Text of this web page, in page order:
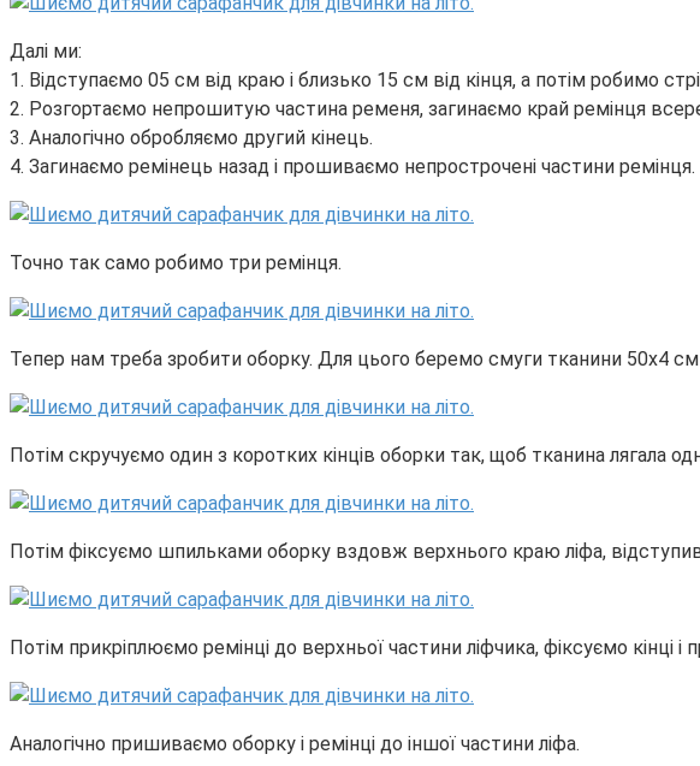
Далі ми:
1. Відступаємо 05 см від краю і близько 15 см від кінця, а потім робимо
2. Розгортаємо непрошитую частина ременя, загинаємо край ремінця
3. Аналогічно обробляємо другий кінець.
4. Загинаємо ремінець назад і прошиваємо непрострочені частини ремінця.
Точно так само робимо три ремінця.
Тепер нам треба зробити оборку. Для цього беремо смуги тканини 50х4
Потім скручуємо один з коротких кінців оборки так, щоб тканина
Потім фіксуємо шпильками оборку вздовж верхнього краю ліфа,
Потім прикріплюємо ремінці до верхньої частини ліфчика, фіксуємо
Аналогічно пришиваємо оборку і ремінці до іншої частини ліфа.